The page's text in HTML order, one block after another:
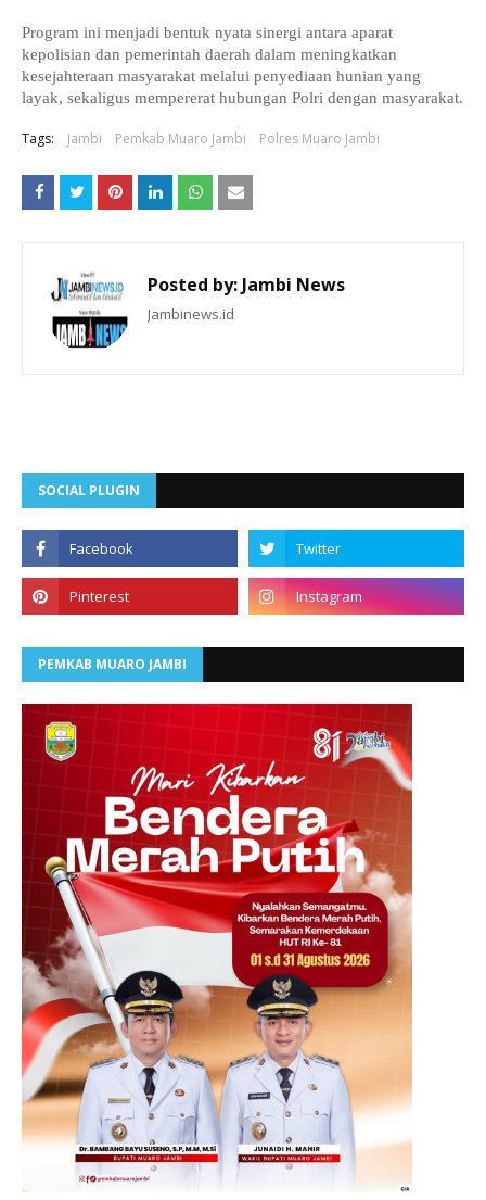
Program ini menjadi bentuk nyata sinergi antara aparat
kepolisian dan pemerintah daerah dalam meningkatkan
kesejahteraan masyarakat melalui penyediaan hunian yang
layak, sekaligus mempererat hubungan Polri dengan masyarakat.
Tags: Jambi Pemkab Muaro Jambi Polres Muaro Jambi
Posted by:Jambi News
Jambinews.id
SOCIAL PLUGIN
PEMKAB MUARO JAMBI